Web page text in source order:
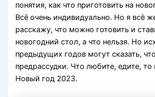
понятия, как что приготовить на
Всё очень индивидуально. Но я всё
расскажу, что можно готовить и
новогодний стол, а что нельзя. Но
предыдущих годов могут сказать,
предрассудки. Что любите, едите, то
Новый год 2023.